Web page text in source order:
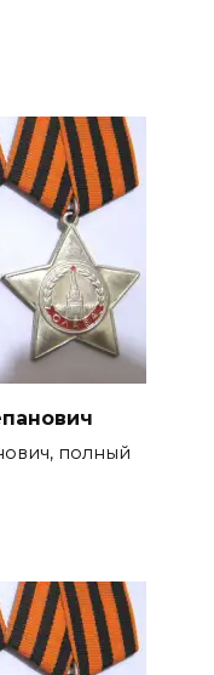
полный